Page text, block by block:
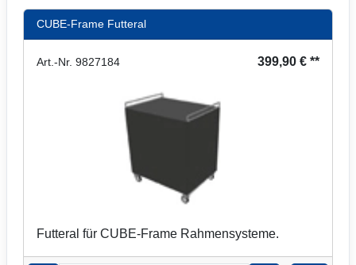
CUBE-Frame Futteral
Art.-Nr. 9827184 399,90 € **
Futteral für CUBE-Frame Rahmensysteme.